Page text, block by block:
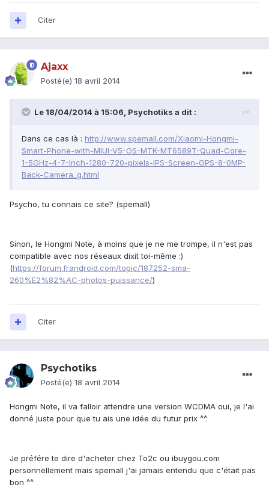
Citer
Ajaxx
Posté(e) 18 avril 2014
Le 18/04/2014 à 15:06, Psychotiks a dit :
Dans ce cas là : http://www.spemall.com/Xiaomi-Hongmi-
Smart-Phone-with-MIUI-V5-OS-MTK-MT6589T-Quad-Core-
1-5GHz-4-7-Inch-1280-720-pixels-IPS-Screen-GPS-8-0MP-
Back-Camera_g.html
Psycho, tu connais ce site? (spemall)
Sinon, le Hongmi Note, à moins que je ne me trompe, il n'est pas
compatible avec nos réseaux dixit toi-même :)
(https://forum.frandroid.com/topic/187252-sma-
260%E2%82%AC-photos-puissance/)
Citer
Psychotiks
Posté(e) 18 avril 2014
Hongmi Note, il va falloir attendre une version WCDMA oui, je l'ai
donné juste pour que tu ais une idée du futur prix ^^.
Je préfére te dire d'acheter chez To2c ou ibuygou.com
personnellement mais spemall j'ai jamais entendu que c'était pas
bon ^^